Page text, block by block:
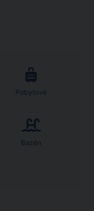
Pobytové
Bazén